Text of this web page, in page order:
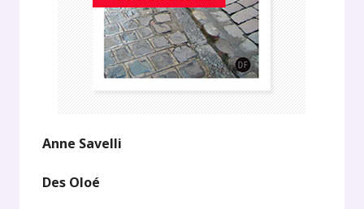
Anne Savelli
Des Oloé